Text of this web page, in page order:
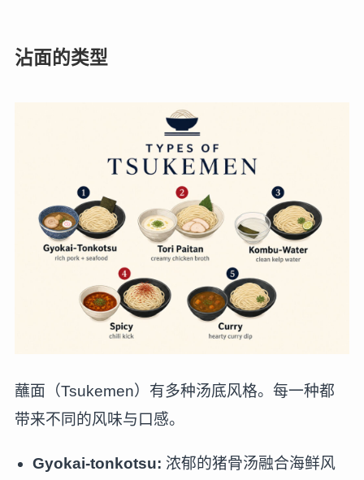
沾面的类型
蘸面（Tsukemen）有多种汤底风格。每一种都
带来不同的风味与口感。
Gyokai-tonkotsu: 浓郁的猪骨汤融合海鲜风